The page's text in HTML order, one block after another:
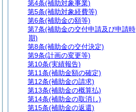
第4条(補助対象事業)
第5条(補助対象経費等)
第6条(補助金の額等)
第7条(補助金の交付申請及び申請時
期)
第8条(補助金の交付決定)
第9条(計画の変更等)
第10条(実績報告)
第11条(補助金額の確定)
第12条(補助金の請求)
第13条(補助金の概算払)
第14条(補助金の取消し)
第15条(補助金の返還)